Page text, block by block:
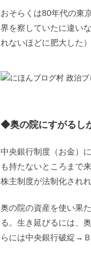
おそらくは80年代の東
界を察していたに違い
れないほどに肥大した）
◆奥の院にすがるし
中央銀行制度（お金）
も持たないところまで
株主制度が法制化され
奥の院の資産を使い果
る。生き延びるには、
らには中央銀行破綻→